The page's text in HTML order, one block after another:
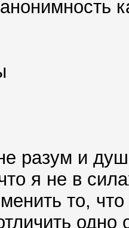
разум и
я не в
то, что
одно